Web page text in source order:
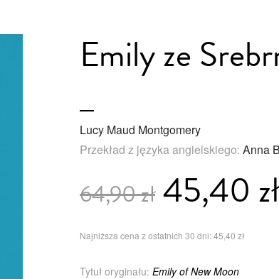
Emily ze
Lucy Maud Montgomery
Przekład z języka angielskiego: Anna
64,90 zł45,40 zł
Najniższa cena z ostatnich 30 dni: 45,40 zł
Tytuł oryginału: Emily of New Moon